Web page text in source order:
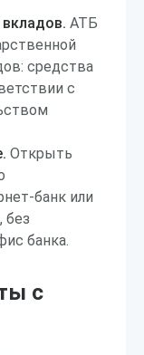
АТБ
средства
с
Открыть
банк или
без
банка.
с